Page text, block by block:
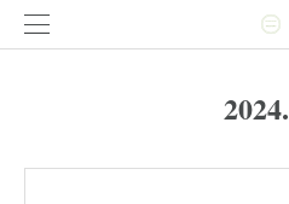
2024.